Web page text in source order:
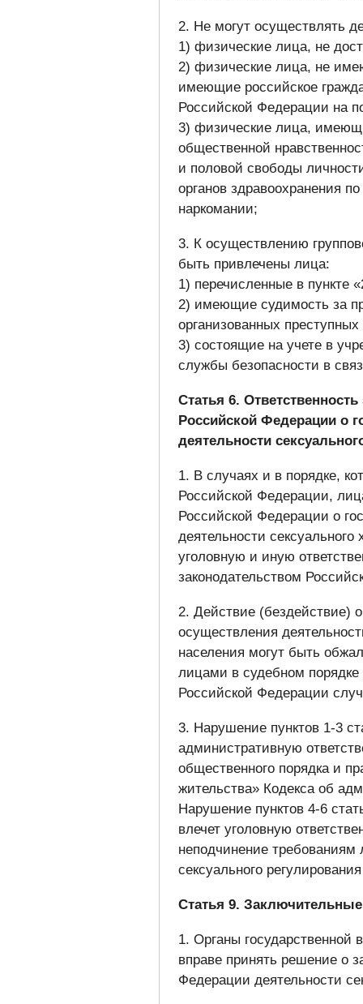
2. Не могут осуществлять
1) физические лица, не
2) физические лица, не
имеющие российское
Российской Федерации на
3) физические лица,
общественной
и половой свободы
органов здравоохранения
наркомании;
3. К осуществлению
быть привлечены лица:
1) перечисленные в пункте
2) имеющие судимость за
организованных
3) состоящие на учете в
службы безопасности в
Статья 6.
Российской Федерации о
деятельности
1. В случаях и в порядке,
Российской Федерации,
Российской Федерации о
деятельности
уголовную и иную
законодательством
2. Действие (бездействие)
осуществления
населения могут быть
лицами в судебном порядке
Российской Федерации
3. Нарушение пунктов 1-3
административную
общественного порядка и
жительства» Кодекса об
Нарушение пунктов 4-6
влечет уголовную
неподчинение
сексуального
Статья 9.
1. Органы государственной
вправе принять решение о
Федерации деятельности